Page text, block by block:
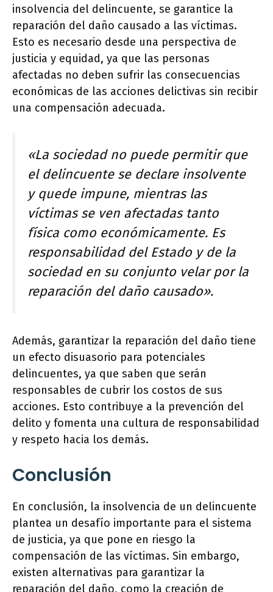
insolvencia del delincuente, se garantice la
reparación del daño causado a las víctimas.
Esto es necesario desde una perspectiva de
justicia y equidad, ya que las personas
afectadas no deben sufrir las consecuencias
económicas de las acciones delictivas sin recibir
una compensación adecuada.
«La sociedad no puede permitir que
el delincuente se declare insolvente
y quede impune, mientras las
víctimas se ven afectadas tanto
física como económicamente. Es
responsabilidad del Estado y de la
sociedad en su conjunto velar por la
reparación del daño causado».
Además, garantizar la reparación del daño tiene
un efecto disuasorio para potenciales
delincuentes, ya que saben que serán
responsables de cubrir los costos de sus
acciones. Esto contribuye a la prevención del
delito y fomenta una cultura de responsabilidad
y respeto hacia los demás.
Conclusión
En conclusión, la insolvencia de un delincuente
plantea un desafío importante para el sistema
de justicia, ya que pone en riesgo la
compensación de las víctimas. Sin embargo,
existen alternativas para garantizar la
reparación del daño, como la creación de